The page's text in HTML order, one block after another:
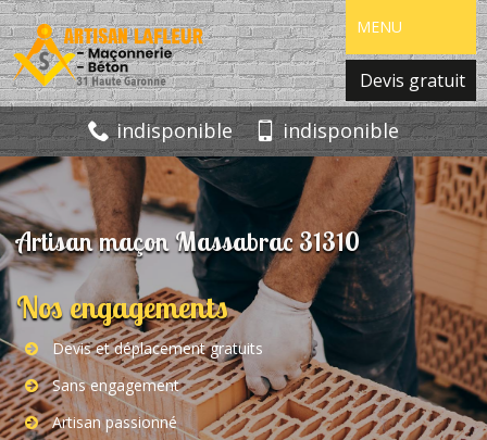
MENU
Devis gratuit
indisponible indisponible
Artisan maçon Massabrac 31310
Nos engagements
Devis et déplacement gratuits
Sans engagement
Artisan passionné